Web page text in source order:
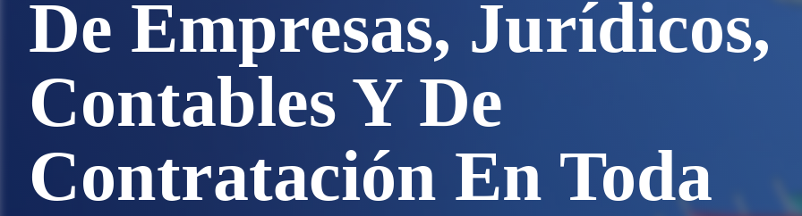
De Empresas, Jurídicos,
Contables Y De
Contratación En Toda